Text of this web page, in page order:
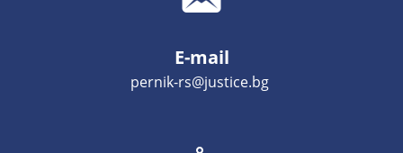
E-mail
pernik-rs@justice.bg